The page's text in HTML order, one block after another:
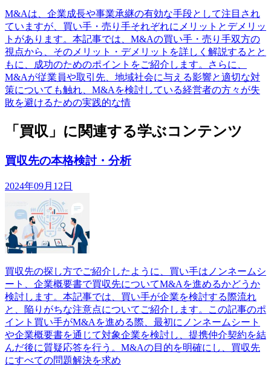
M&Aは、企業成長や事業承継の有効な手段として注目され
ていますが、買い手・売り手それぞれにメリットとデメリッ
トがあります。本記事では、M&Aの買い手・売り手双方の
視点から、そのメリット・デメリットを詳しく解説するとと
もに、成功のためのポイントをご紹介します。さらに、
M&Aが従業員や取引先、地域社会に与える影響と適切な対
策についても触れ、M&Aを検討している経営者の方々が失
敗を避けるための実践的な情
「買収」に関連する学ぶコンテンツ
買収先の本格検討・分析
2024年09月12日
買収先の探し方でご紹介したように、買い手はノンネームシ
ート、企業概要書で買収先についてM&Aを進めるかどうか
検討します。本記事では、買い手が企業を検討する際流れ
と、陥りがちな注意点についてご紹介します。この記事のポ
イント買い手がM&Aを進める際、最初にノンネームシート
や企業概要書を通じて対象企業を検討し、提携仲介契約を結
んだ後に質疑応答を行う。M&Aの目的を明確にし、買収先
にすべての問題解決を求め